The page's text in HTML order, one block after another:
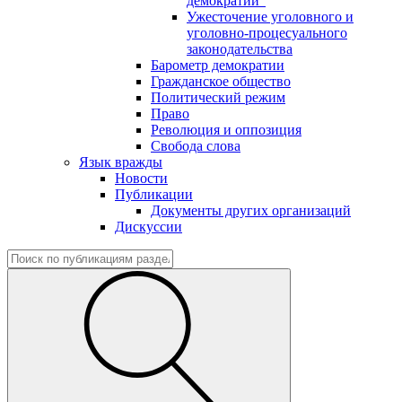
Ужесточение уголовного и
уголовно-процесуального
законодательства
Барометр демократии
Гражданское общество
Политический режим
Право
Революция и оппозиция
Свобода слова
Язык вражды
Новости
Публикации
Документы других организаций
Дискуссии